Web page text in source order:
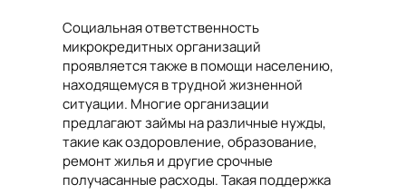
Социальная ответственность
микрокредитных организаций
проявляется также в помощи населению,
находящемуся в трудной жизненной
ситуации. Многие организации
предлагают займы на различные нужды,
такие как оздоровление, образование,
ремонт жилья и другие срочные
получасанные расходы. Такая поддержка